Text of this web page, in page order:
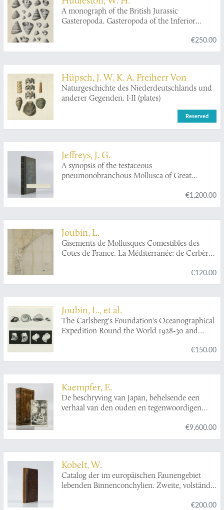
A monograph of the British Jurassic
Gasteropoda. Gasteropoda of the Inferior
€250.00
Hüpsch, J. W. K. A. Freiherr Von
Naturgeschichte des Niederdeutschlands und
anderer Gegenden. I-II (plates)
Reserved
Jeffreys, J. G.
A synopsis of the testaceous
pneumonobranchous Mollusca of Great
[AND] A supplement to the 'Synopsis of
testaceous pneumonobranchous Mollusca of
€1,200.00
Joubin, L.
Gisements de Mollusques Comestibles des
Cotes de France. La Méditerranée: de Cerbère
€120.00
Joubin, L., et al.
The Carlsberg's Foundation's Oceanographical
Expedition Round the World 1928-30 and
€150.00
Kaempfer, E.
De beschryving van Japan, behelsende een
verhaal van den ouden en tegenwoordigen
€9,600.00
Kobelt, W.
Catalog der im europäischen Faunengebiet
lebenden Binnenconchylien. Zweite, volständig
€200.00